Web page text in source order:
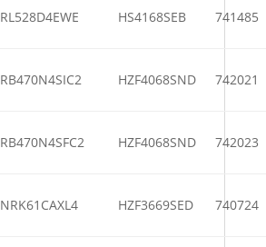
RL528D4EWE HS4168SEB 741485
RB470N4SIC2 HZF4068SND 742021
RB470N4SFC2 HZF4068SND 742023
NRK61CAXL4 HZF3669SED 740724